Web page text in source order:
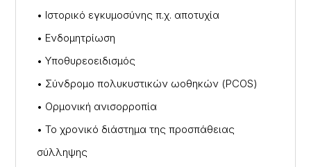
• Ιστορικό εγκυμοσύνης π.χ. αποτυχία
• Ενδομητρίωση
• Υποθυρεοειδισμός
• Σύνδρομο πολυκυστικών ωοθηκών (PCOS)
• Ορμονική ανισορροπία
• Το χρονικό διάστημα της προσπάθειας
σύλληψης